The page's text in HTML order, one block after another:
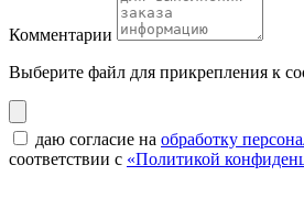
Комментарии
Выберите файл для прикрепления к
даю согласие на обработку
соответствии с «Политикой